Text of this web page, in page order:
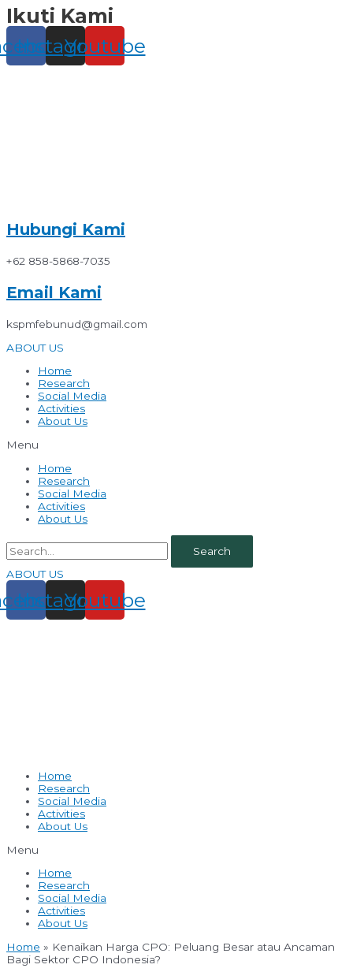
Skip
to
content
Ikuti Kami
Instagram
Youtube
Hubungi Kami
+62 858-5868-7035
Email Kami
kspmfebunud@gmail.com
ABOUT US
Home
Research
Social Media
Activities
About Us
Menu
Home
Research
Social Media
Activities
About Us
Search
ABOUT US
Instagram
Youtube
Home
Research
Social Media
Activities
About Us
Menu
Home
Research
Social Media
Activities
About Us
Home » Kenaikan Harga CPO: Peluang Besar atau Ancaman
Bagi Sektor CPO Indonesia?